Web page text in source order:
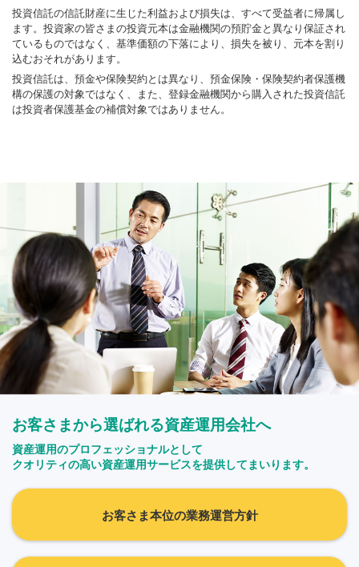
投資信託の信託財産に生じた利益および損失は、すべて受益者に帰属し
ます。投資家の皆さまの投資元本は金融機関の預貯金と異なり保証され
ているものではなく、基準価額の下落により、損失を被り、元本を割り
込むおそれがあります。
投資信託は、預金や保険契約とは異なり、預金保険・保険契約者保護機
構の保護の対象ではなく、また、登録金融機関から購入された投資信託
は投資者保護基金の補償対象ではありません。
お客さまから選ばれる資産運用会社へ
資産運用のプロフェッショナルとして
クオリティの高い資産運用サービスを提供してまいります。
お客さま本位の業務運営方針